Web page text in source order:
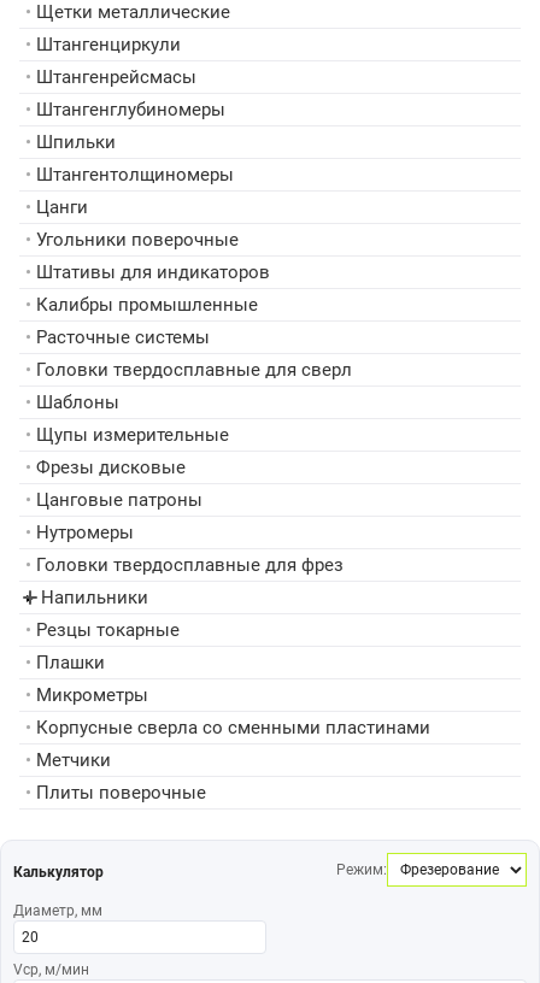
• Щетки металлические
• Штангенциркули
• Штангенрейсмасы
• Штангенглубиномеры
• Шпильки
• Штангентолщиномеры
• Цанги
• Угольники поверочные
• Штативы для индикаторов
• Калибры промышленные
• Расточные системы
• Головки твердосплавные для сверл
• Шаблоны
• Щупы измерительные
• Фрезы дисковые
• Цанговые патроны
• Нутромеры
• Головки твердосплавные для фрез
▸ Напильники
• Резцы токарные
• Плашки
• Микрометры
• Корпусные сверла со сменными пластинами
• Метчики
• Плиты поверочные
Калькулятор Режим:
Диаметр, мм
Vср, м/мин